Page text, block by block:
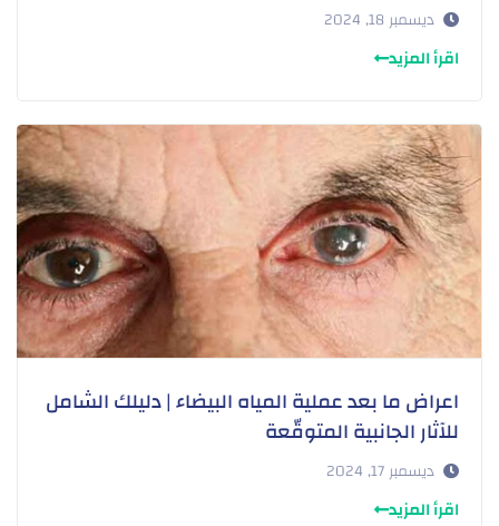
ديسمبر 18, 2024
اقرأ المزيد
اعراض ما بعد عملية المياه البيضاء | دليلك الشامل
للآثار الجانبية المتوقّعة
ديسمبر 17, 2024
اقرأ المزيد